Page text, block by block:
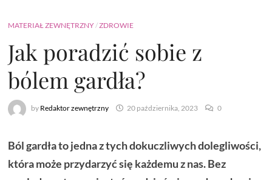
MATERIAŁ ZEWNĘTRZNY /ZDROWIE
Jak poradzić sobie z
bólem gardła?
by Redaktor zewnętrzny 20 października, 2023 0
Ból gardła to jedna z tych dokuczliwych dolegliwości,
która może przydarzyć się każdemu z nas. Bez